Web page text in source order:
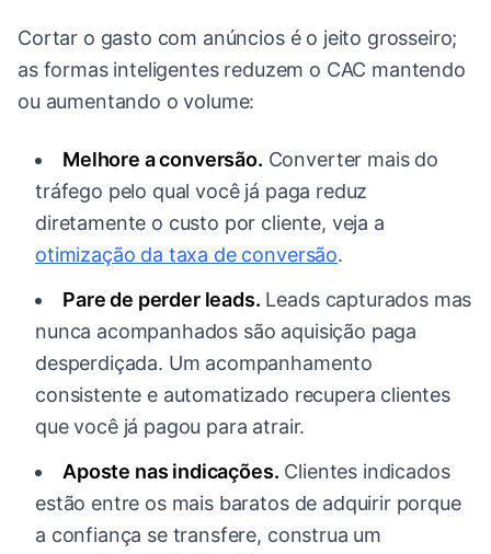
Cortar o gasto com anúncios é o jeito grosseiro;
as formas inteligentes reduzem o CAC mantendo
ou aumentando o volume:
Melhore a conversão. Converter mais do
tráfego pelo qual você já paga reduz
diretamente o custo por cliente, veja a
otimização da taxa de conversão.
Pare de perder leads. Leads capturados mas
nunca acompanhados são aquisição paga
desperdiçada. Um acompanhamento
consistente e automatizado recupera clientes
que você já pagou para atrair.
Aposte nas indicações. Clientes indicados
estão entre os mais baratos de adquirir porque
a confiança se transfere, construa um